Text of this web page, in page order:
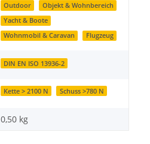
Outdoor
Objekt & Wohnbereich
Yacht & Boote
Wohnmobil & Caravan
Flugzeug
DIN EN ISO 13936-2
Kette > 2100 N Schuss >780 N
0,50 kg